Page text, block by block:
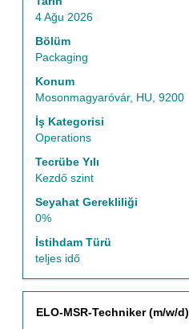
4 Ağu 2026
Bölüm
Packaging
Konum
Mosonmagyaróvár, HU, 9200
İş Kategorisi
Operations
Tecrübe Yılı
Kezdő szint
Seyahat Gerekliliği
0%
İstihdam Türü
teljes idő
tam
içeriğini
görüntülemek
için
tuşu
ile
seçin.
Başlık
ELO-MSR-Techniker (m/w/d)
İş